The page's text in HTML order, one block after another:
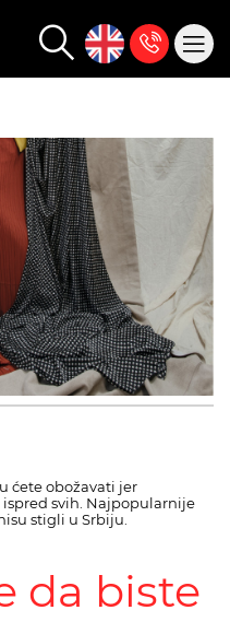
ćete obožavati jer
svih. Najpopularnije
stigli u Srbiju.
da biste